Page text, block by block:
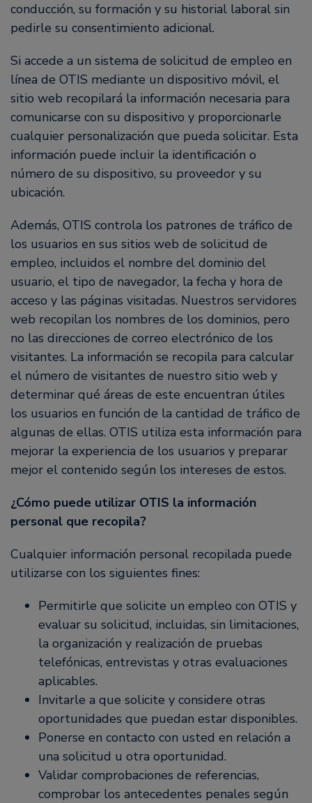
conducción, su formación y su historial laboral sin
pedirle su consentimiento adicional.
Si accede a un sistema de solicitud de empleo en
línea de OTIS mediante un dispositivo móvil, el
sitio web recopilará la información necesaria para
comunicarse con su dispositivo y proporcionarle
cualquier personalización que pueda solicitar. Esta
información puede incluir la identificación o
número de su dispositivo, su proveedor y su
ubicación.
Además, OTIS controla los patrones de tráfico de
los usuarios en sus sitios web de solicitud de
empleo, incluidos el nombre del dominio del
usuario, el tipo de navegador, la fecha y hora de
acceso y las páginas visitadas. Nuestros servidores
web recopilan los nombres de los dominios, pero
no las direcciones de correo electrónico de los
visitantes. La información se recopila para calcular
el número de visitantes de nuestro sitio web y
determinar qué áreas de este encuentran útiles
los usuarios en función de la cantidad de tráfico de
algunas de ellas. OTIS utiliza esta información para
mejorar la experiencia de los usuarios y preparar
mejor el contenido según los intereses de estos.
¿Cómo puede utilizar OTIS la información
personal que recopila?
Cualquier información personal recopilada puede
utilizarse con los siguientes fines:
Permitirle que solicite un empleo con OTIS y
evaluar su solicitud, incluidas, sin limitaciones,
la organización y realización de pruebas
telefónicas, entrevistas y otras evaluaciones
aplicables.
Invitarle a que solicite y considere otras
oportunidades que puedan estar disponibles.
Ponerse en contacto con usted en relación a
una solicitud u otra oportunidad.
Validar comprobaciones de referencias,
comprobar los antecedentes penales según